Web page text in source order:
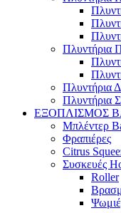
Πλυντήρια
Πλυντήρια
Πλυντήρια
ΕΞΟΠΛΙΣΜΟΣ
Μπλέντερ
Φραπιέρες
Citrus
Συσκευές
Roller